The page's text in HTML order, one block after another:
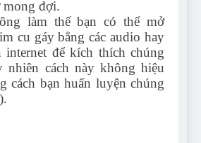
mong đợi.
làm thế bạn có thể mở
cu gáy bằng các audio hay
internet để kích thích chúng
nhiên cách này không hiệu
cách bạn huấn luyện chúng